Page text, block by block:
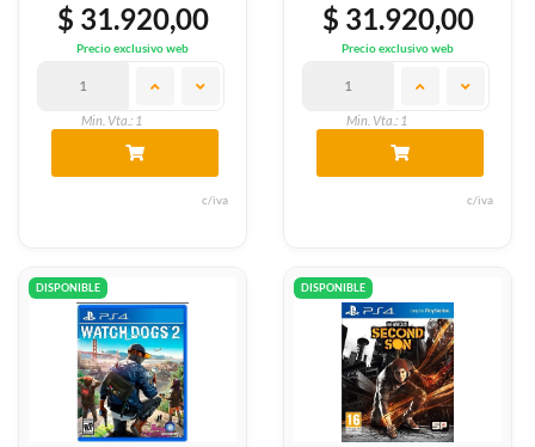
$ 31.920,00
Precio exclusivo web
Min. Vta.: 1
c/iva
$ 31.920,00
Precio exclusivo web
Min. Vta.: 1
c/iva
DISPONIBLE DISPONIBLE